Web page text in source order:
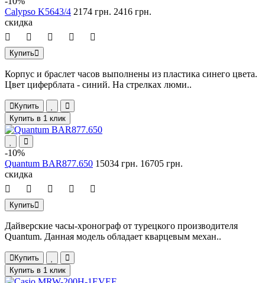
Calypso K5643/4 2174 грн. 2416 грн.
скидка
Купить
Корпус и браслет часов выполнены из пластика синего цвета.
Цвет циферблата - синий. На стрелках люми..
Купить
Купить в 1 клик
-10%
Quantum BAR877.650 15034 грн. 16705 грн.
скидка
Купить
Дайверские часы-хронограф от турецкого производителя
Quantum. Данная модель обладает кварцевым механ..
Купить
Купить в 1 клик